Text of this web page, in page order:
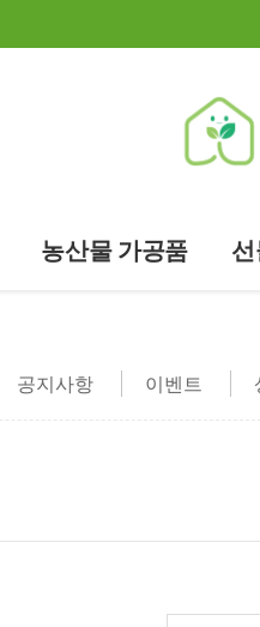
농산물 가공품
공지사항 이벤트